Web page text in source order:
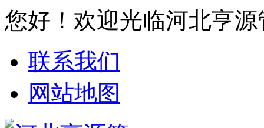
您好！欢迎光临河北亨
联系我们
网站地图